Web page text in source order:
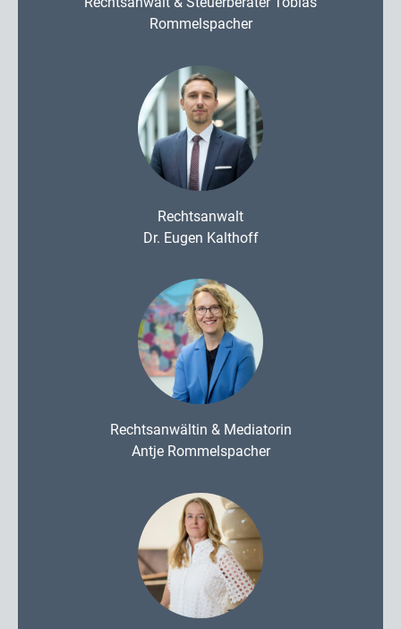
Rommelspacher
Rechtsanwalt
Dr. Eugen Kalthoff
Rechtsanwältin & Mediatorin
Antje Rommelspacher